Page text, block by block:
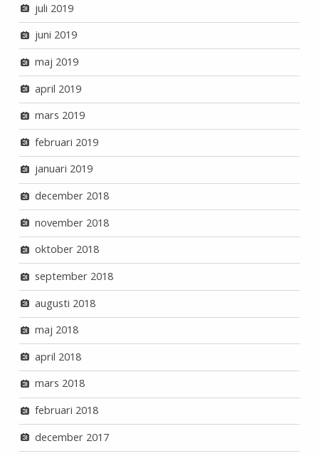
juli 2019
juni 2019
maj 2019
april 2019
mars 2019
februari 2019
januari 2019
december 2018
november 2018
oktober 2018
september 2018
augusti 2018
maj 2018
april 2018
mars 2018
februari 2018
december 2017